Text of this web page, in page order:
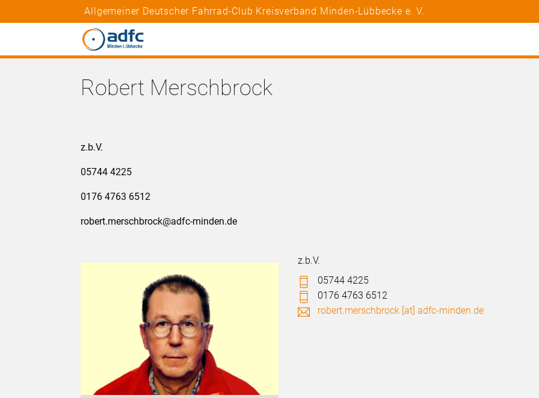
Allgemeiner Deutscher Fahrrad-Club Kreisverband Minden-Lübbecke e. V.
Robert Merschbrock
z.b.V.
05744 4225
0176 4763 6512
robert.merschbrock@adfc-minden.de
z.b.V.
05744 4225
0176 4763 6512
robert.merschbrock [at] adfc-minden.de